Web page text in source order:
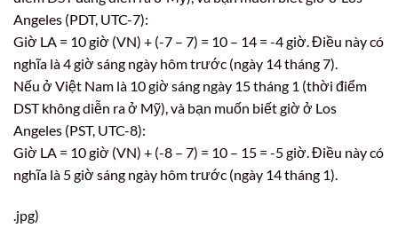
Angeles (PDT, UTC-7):
Giờ LA = 10 giờ (VN) + (-7 – 7) = 10 – 14 = -4 giờ. Điều này có
nghĩa là 4 giờ sáng ngày hôm trước (ngày 14 tháng 7).
Nếu ở Việt Nam là 10 giờ sáng ngày 15 tháng 1 (thời điểm
DST không diễn ra ở Mỹ), và bạn muốn biết giờ ở Los
Angeles (PST, UTC-8):
Giờ LA = 10 giờ (VN) + (-8 – 7) = 10 – 15 = -5 giờ. Điều này có
nghĩa là 5 giờ sáng ngày hôm trước (ngày 14 tháng 1).
.jpg)